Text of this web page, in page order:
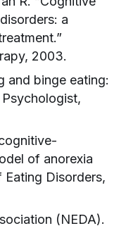
a
2003.
and binge eating:
Psychologist,
of anorexia
Eating Disorders,
(NEDA).